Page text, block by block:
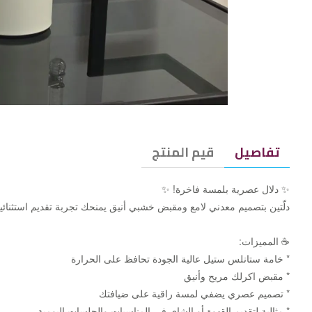
تفاصيل قيم المنتج
✨ دلال عصرية بلمسة فاخرة! ✨
دلّتين بتصميم معدني لامع ومقبض خشبي أنيق يمنحك تجربة تقديم
☕ المميزات:
* خامة ستانلس ستيل عالية الجودة تحافظ على الحرارة
* مقبض اكرلك مريح وأنيق
* تصميم عصري يضفي لمسة راقية على ضيافتك